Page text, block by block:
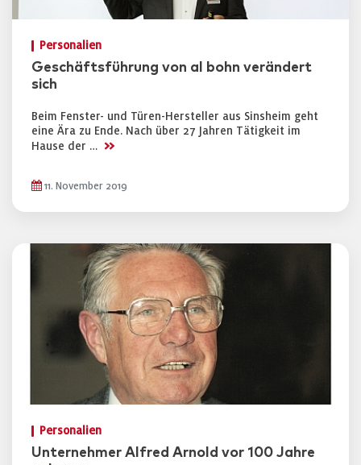
Personalien
Geschäftsführung von al bohn verändert
sich
Beim Fenster- und Türen-Hersteller aus Sinsheim geht
eine Ära zu Ende. Nach über 27 Jahren Tätigkeit im
Hause der … >>
11. November 2019
Personalien
Unternehmer Alfred Arnold vor 100 Jahre